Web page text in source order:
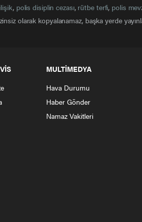
, polis disiplin cezası, rütbe terfi, polis
olarak kopyalanamaz, başka yerde
MULTİMEDYA
Hava Durumu
Haber Gönder
Namaz Vakitleri